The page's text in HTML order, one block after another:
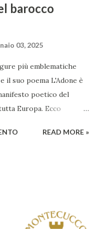
barocco
03, 2025
più emblematiche
il suo poema L'Adone è
poetico del
Europa. Ecco
il periodo. Marino fu
l'arte come
e la ricerca del
READ MORE »